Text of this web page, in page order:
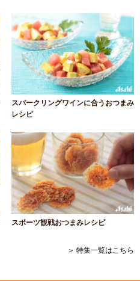
スパークリングワインに合うおつまみ
レシピ
スポーツ観戦おつまみレシピ
＞ 特集一覧はこちら